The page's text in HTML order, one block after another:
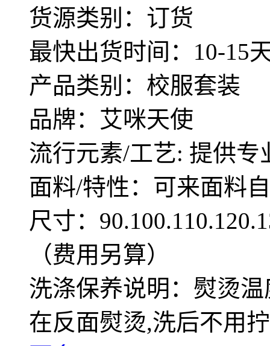
货源类别：订货
最快出货时间：10-15
产品类别：校服套装
品牌：艾咪天使
流行元素/工艺: 提供专
面料/特性：可来面料
尺寸：
（费用另算）
洗涤保养说明：熨烫
在反面熨烫,洗后不用